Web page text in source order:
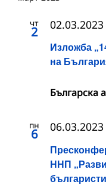
чт
2
Изложба
на
02.03.2023
Българска
пн
6
ННП
06.03.2023